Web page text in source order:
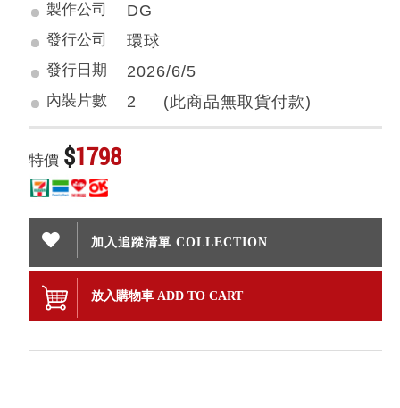
製作公司 DG
發行公司 環球
發行日期 2026/6/5
內裝片數 2 (此商品無取貨付款)
特價 $1798
加入追蹤清單 COLLECTION
放入購物車 ADD TO CART